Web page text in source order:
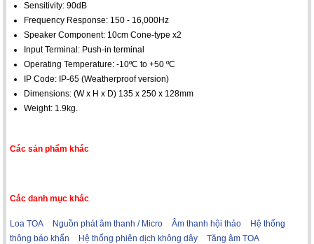
Sensitivity: 90dB
Frequency Response: 150 - 16,000Hz
Speaker Component: 10cm Cone-type x2
Input Terminal: Push-in terminal
Operating Temperature: -10ºC to +50 ºC
IP Code: IP-65 (Weatherproof version)
Dimensions: (W x H x D) 135 x 250 x 128mm
Weight: 1.9kg.
Các sản phẩm khác
Các danh mục khác
Loa TOA Nguồn phát âm thanh / Micro Âm thanh hội thảo
Hệ thống
thông báo khẩn
Hệ thống phiên dịch không dây Tăng âm TOA